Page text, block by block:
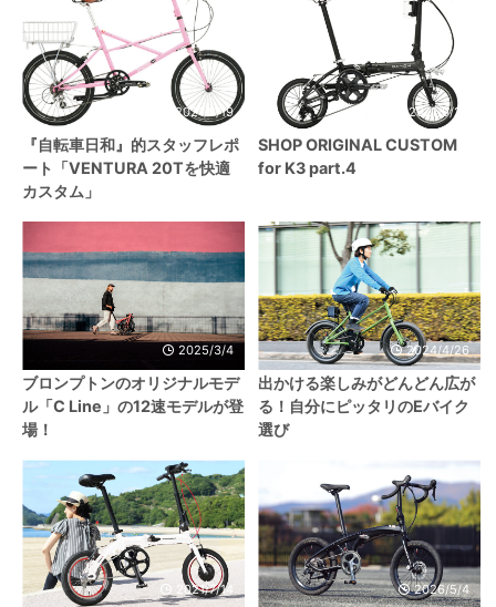
2021/5/19
『自転車日和』的スタッフレポ
ート「VENTURA 20Tを快適
カスタム」
2021/9/23
SHOP ORIGINAL CUSTOM
for K3 part.4
2025/3/4
ブロンプトンのオリジナルモデ
ル「C Line」の12速モデルが登
場！
2024/4/26
出かける楽しみがどんどん広が
る！自分にピッタリのEバイク
選び
2021/7/14 2026/5/4